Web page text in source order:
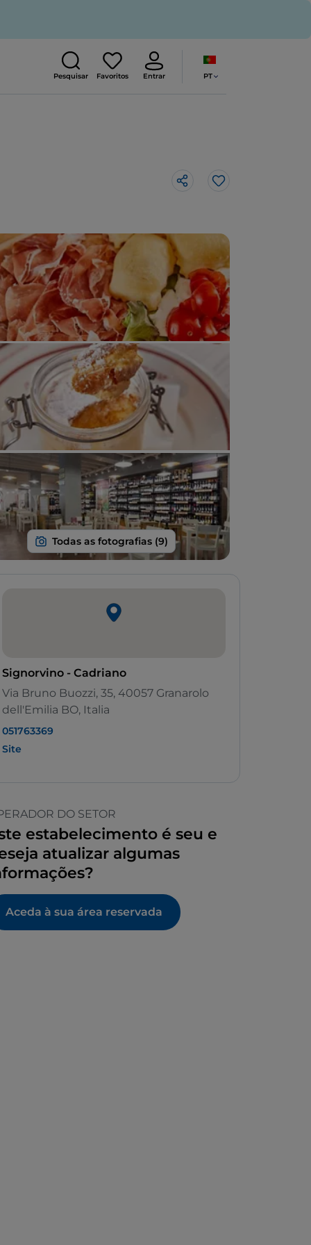
Pesquisar Favoritos Entrar PT
Gosto
Signorvino - Cadriano
Via Bruno Buozzi, 35, 40057 Granarolo
dell'Emilia BO, Italia
051763369
Site
DO SETOR
estabelecimento é seu e
atualizar algumas
Aceda à sua área reservada